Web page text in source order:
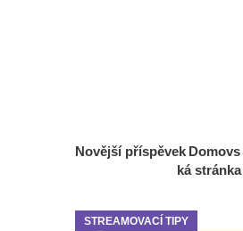
Novější příspěvek Domovs
ká stránka
STREAMOVACÍ TIPY